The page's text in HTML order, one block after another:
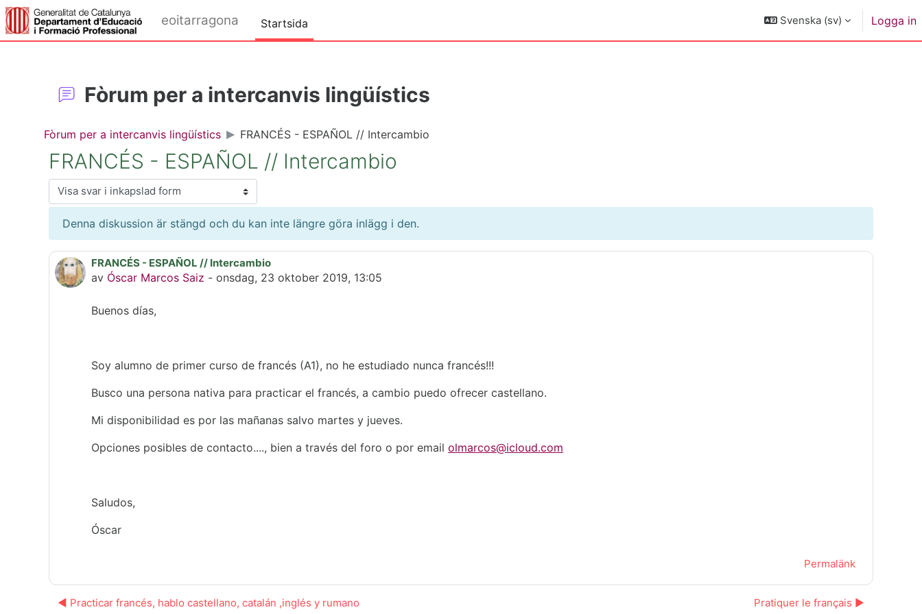
Gå direkt till huvudinnehåll
eoitarragona Startsida Svenska ‎(sv)‎ Logga in
Fòrum per a intercanvis lingüístics
Fòrum per a intercanvis lingüístics FRANCÉS - ESPAÑOL // Intercambio
FRANCÉS - ESPAÑOL // Intercambio
Visningsläge
Denna diskussion är stängd och du kan inte längre göra inlägg i den.
FRANCÉS - ESPAÑOL // Intercambio
av Óscar Marcos Saiz - onsdag, 23 oktober 2019, 13:05
Antal svar: 0
Buenos días,
Soy alumno de primer curso de francés (A1), no he estudiado nunca francés!!!
Busco una persona nativa para practicar el francés, a cambio puedo ofrecer castellano.
Mi disponibilidad es por las mañanas salvo martes y jueves.
Opciones posibles de contacto...., bien a través del foro o por email olmarcos@icloud.com
Saludos,
Óscar
Permalänk
◀︎ Practicar francés, hablo castellano, catalán ,inglés y rumano Pratiquer le français ▶︎